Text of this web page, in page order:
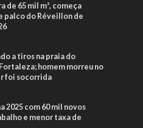
de 65 mil m², começa
palco do Réveillon de
a tiros na praia do
homem morreu no
foi socorrida
2025 com 60 mil novos
e menor taxa de